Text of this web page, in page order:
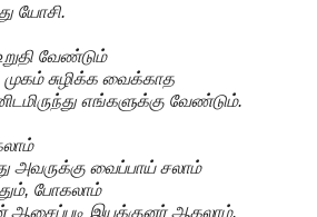
யோசி.
வேண்டும்
சுழிக்க வைக்காத
எங்களுக்கு வேண்டும்.
வைப்பாய் சலாம்
போகலாம்
ஆசைப்படி இயக்குனர் ஆகலாம்.